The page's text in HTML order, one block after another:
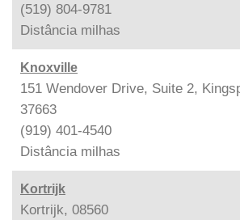
(519) 804-9781
Distância milhas
Knoxville
151 Wendover Drive, Suite 2,
37663
(919) 401-4540
Distância milhas
Kortrijk
Kortrijk, 08560